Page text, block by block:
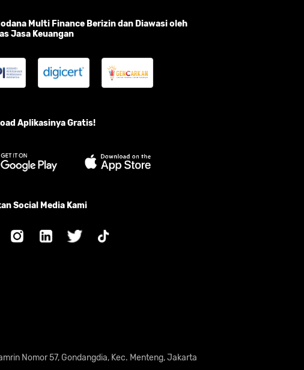
Multi Finance Berizin dan Diawasi oleh
Jasa Keuangan
Aplikasinya Gratis!
Social Media Kami
Nomor 57, Gondangdia, Kec. Menteng, Jakarta